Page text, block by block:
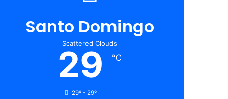
Santo Domingo
Scattered Clouds
29 ℃
29º - 29º